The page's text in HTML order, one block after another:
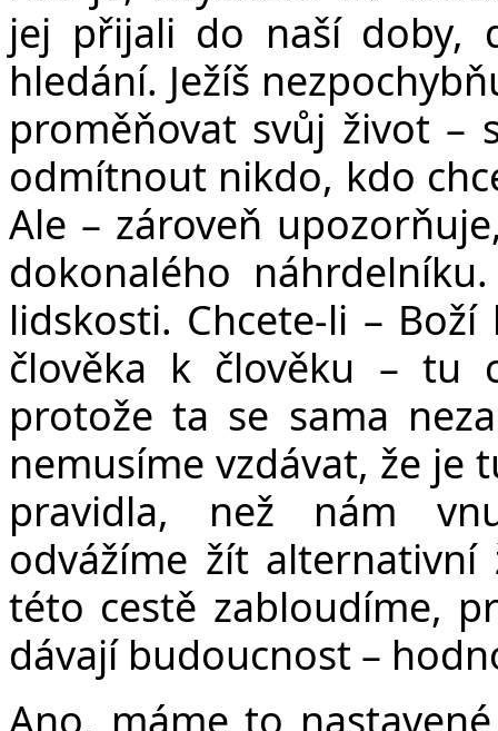
jej přijali do naší doby,
hledání. Ježíš
proměňovat svůj život –
odmítnout nikdo, kdo
Ale – zároveň
dokonalého
lidskosti. Chcete-li –
člověka k člověku – tu
protože ta se sama
nemusíme vzdávat, že je
pravidla, než nám
odvážíme žít
této cestě zabloudíme,
dávají budoucnost –
Ano, máme to